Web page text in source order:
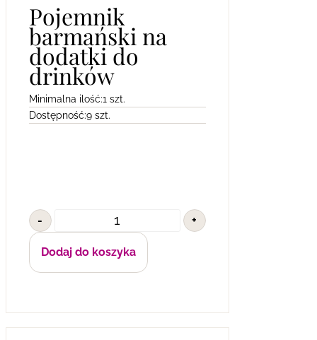
Pojemnik
barmański na
dodatki do
drinków
Minimalna ilość:1 szt.
Dostępność:9 szt.
- +
Dodaj do koszyka